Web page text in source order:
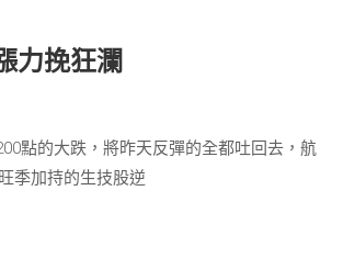
力挽狂瀾
點的大跌，將昨天反彈的全都吐回去，航
季加持的生技股逆